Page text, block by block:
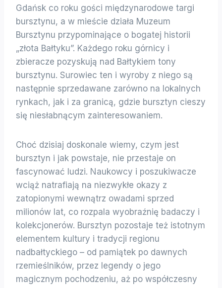
Gdańsk co roku gości międzynarodowe targi
bursztynu, a w mieście działa Muzeum
Bursztynu przypominające o bogatej historii
„złota Bałtyku”. Każdego roku górnicy i
zbieracze pozyskują nad Bałtykiem tony
bursztynu. Surowiec ten i wyroby z niego są
następnie sprzedawane zarówno na lokalnych
rynkach, jak i za granicą, gdzie bursztyn cieszy
się niesłabnącym zainteresowaniem.
Choć dzisiaj doskonale wiemy, czym jest
bursztyn i jak powstaje, nie przestaje on
fascynować ludzi. Naukowcy i poszukiwacze
wciąż natrafiają na niezwykłe okazy z
zatopionymi wewnątrz owadami sprzed
milionów lat, co rozpala wyobraźnię badaczy i
kolekcjonerów. Bursztyn pozostaje też istotnym
elementem kultury i tradycji regionu
nadbałtyckiego – od pamiątek po dawnych
rzemieślników, przez legendy o jego
magicznym pochodzeniu, aż po współczesny